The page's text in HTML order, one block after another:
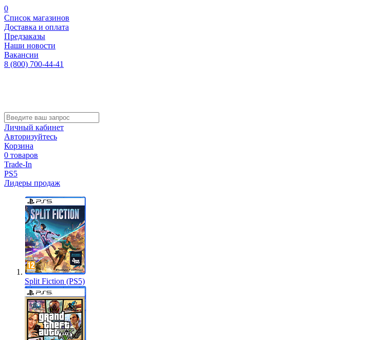
0
Список магазинов
Доставка и оплата
Предзаказы
Наши новости
Вакансии
8 (800) 700-44-41
Личный кабинет
Авторизуйтесь
Корзина
0 товаров
Trade-In
PS5
Лидеры продаж
Split Fiction (PS5)